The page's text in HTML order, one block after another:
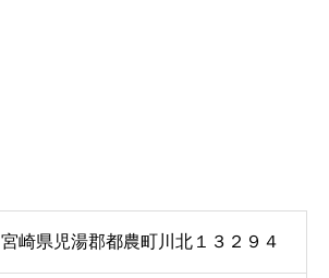
宮崎県児湯郡都農町川北１３２９４